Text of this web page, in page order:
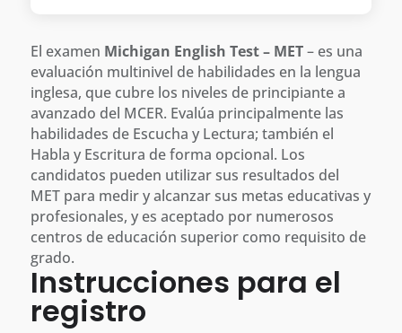
El examen Michigan English Test – MET– es una
evaluación multinivel de habilidades en la lengua
inglesa, que cubre los niveles de principiante a
avanzado del MCER. Evalúa principalmente las
habilidades de Escucha y Lectura; también el
Habla y Escritura de forma opcional. Los
candidatos pueden utilizar sus resultados del
MET para medir y alcanzar sus metas educativas y
profesionales, y es aceptado por numerosos
centros de educación superior como requisito de
grado.
Instrucciones para el
registro